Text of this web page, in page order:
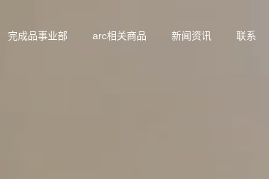
完成品事业部 arc相关商品 新闻资讯 联系